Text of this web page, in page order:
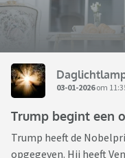
03-01-2026om
Trump begint een
Trump heeft de
opgegeven. Hij heeft